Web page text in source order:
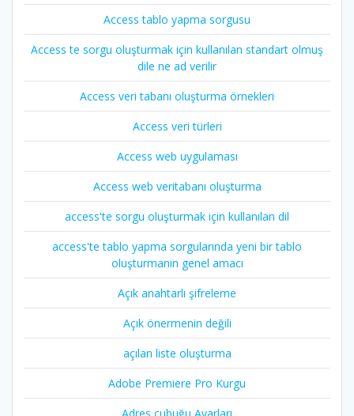
Access tablo yapma sorgusu
Access te sorgu oluşturmak için kullanılan standart olmuş
dile ne ad verilir
Access veri tabanı oluşturma örnekleri
Access veri türleri
Access web uygulaması
Access web veritabanı oluşturma
access'te sorgu oluşturmak için kullanılan dil
access'te tablo yapma sorgularında yeni bir tablo
oluşturmanın genel amacı
Açık anahtarlı şifreleme
Açık önermenin değili
açılan liste oluşturma
Adobe Premiere Pro Kurgu